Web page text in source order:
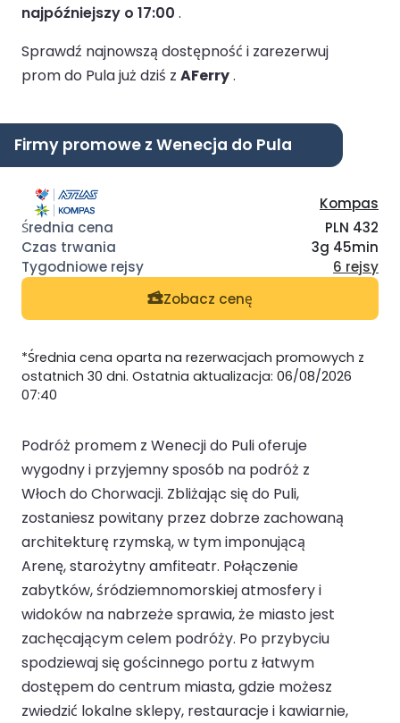
najpóźniejszy o 17:00 .
Sprawdź najnowszą dostępność i zarezerwuj
prom do Pula już dziś z AFerry.
Firmy promowe z Wenecja do Pula
Kompas
PLN 432
3g 45min
6 rejsy
Zobacz cenę
*Średnia cena oparta na rezerwacjach promowych z
ostatnich 30 dni. Ostatnia aktualizacja: 06/08/2026
07:40
Podróż promem z Wenecji do Puli oferuje
wygodny i przyjemny sposób na podróż z
Włoch do Chorwacji. Zbliżając się do Puli,
zostaniesz powitany przez dobrze zachowaną
architekturę rzymską, w tym imponującą
Arenę, starożytny amfiteatr. Połączenie
zabytków, śródziemnomorskiej atmosfery i
widoków na nabrzeże sprawia, że miasto jest
zachęcającym celem podróży. Po przybyciu
spodziewaj się gościnnego portu z łatwym
dostępem do centrum miasta, gdzie możesz
zwiedzić lokalne sklepy, restauracje i kawiarnie,